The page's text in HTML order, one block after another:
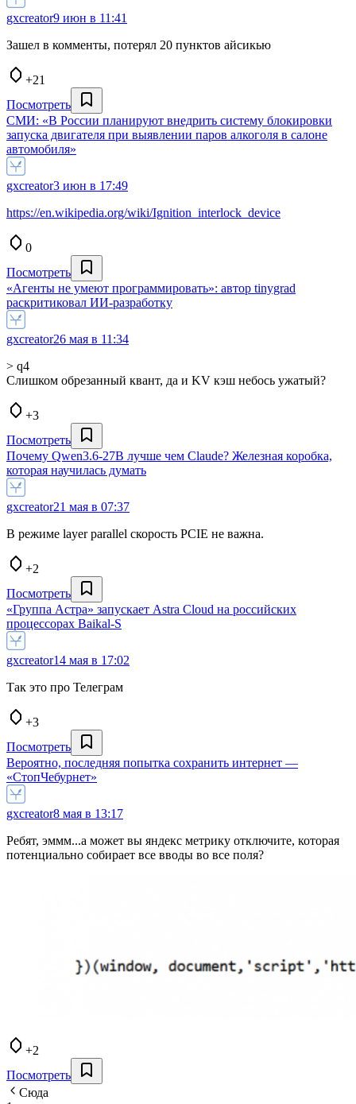
gxcreator9 июн в 11:41
Зашел в комменты, потерял 20 пунктов айсикью
+21
Посмотреть
СМИ: «В России планируют внедрить систему блокировки
запуска двигателя при выявлении паров алкоголя в салоне
автомобиля»
gxcreator3 июн в 17:49
https://en.wikipedia.org/wiki/Ignition_interlock_device
0
Посмотреть
«Агенты не умеют программировать»: автор tinygrad
раскритиковал ИИ-разработку
gxcreator26 мая в 11:34
> q4
Слишком обрезанный квант, да и KV кэш небось ужатый?
+3
Посмотреть
Почему Qwen3.6-27B лучше чем Claude? Железная коробка,
которая научилась думать
gxcreator21 мая в 07:37
В режиме layer parallel скорость PCIE не важна.
+2
Посмотреть
«Группа Астра» запускает Astra Cloud на российских
процессорах Baikal-S
gxcreator14 мая в 17:02
Так это про Телеграм
+3
Посмотреть
Вероятно, последняя попытка сохранить интернет —
«СтопЧебурнет»
gxcreator8 мая в 13:17
Ребят, эммм...а может вы яндекс метрику отключите, которая
потенциально собирает все вводы во все поля?
+2
Посмотреть
Сюда